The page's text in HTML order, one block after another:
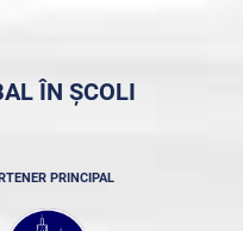
ÎN ȘCOLI
PRINCIPAL